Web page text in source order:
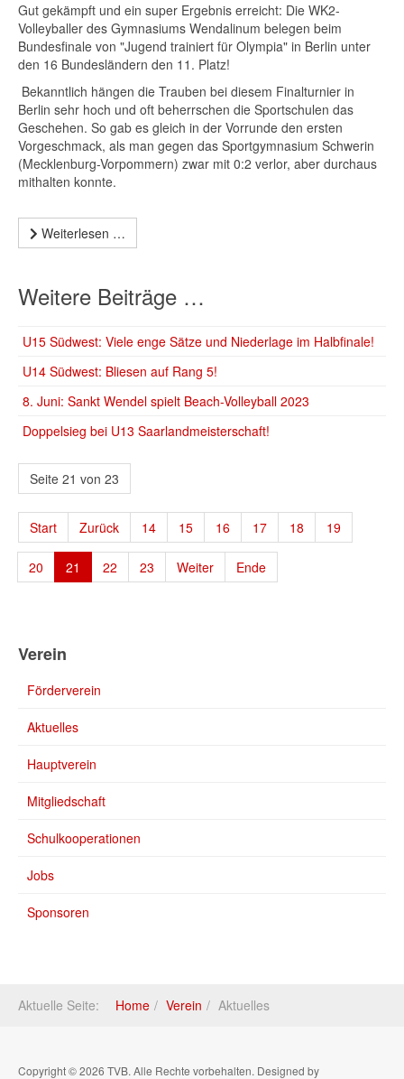
Gut gekämpft und ein super Ergebnis erreicht: Die WK2-
Volleyballer des Gymnasiums Wendalinum belegen beim
Bundesfinale von "Jugend trainiert für Olympia" in Berlin unter
den 16 Bundesländern den 11. Platz!
Bekanntlich hängen die Trauben bei diesem Finalturnier in
Berlin sehr hoch und oft beherrschen die Sportschulen das
Geschehen. So gab es gleich in der Vorrunde den ersten
Vorgeschmack, als man gegen das Sportgymnasium Schwerin
(Mecklenburg-Vorpommern) zwar mit 0:2 verlor, aber durchaus
mithalten konnte.
Weiterlesen …
Weitere Beiträge …
U15 Südwest: Viele enge Sätze und Niederlage im Halbfinale!
U14 Südwest: Bliesen auf Rang 5!
8. Juni: Sankt Wendel spielt Beach-Volleyball 2023
Doppelsieg bei U13 Saarlandmeisterschaft!
Seite 21 von 23
Start Zurück 14 15 16 17 18 19
20 21 22 23 Weiter Ende
Verein
Förderverein
Aktuelles
Hauptverein
Mitgliedschaft
Schulkooperationen
Jobs
Sponsoren
Aktuelle Seite: Home Verein Aktuelles
Copyright © 2026 TVB. Alle Rechte vorbehalten. Designed by